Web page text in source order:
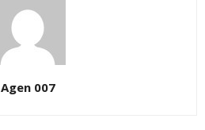
Agen 007